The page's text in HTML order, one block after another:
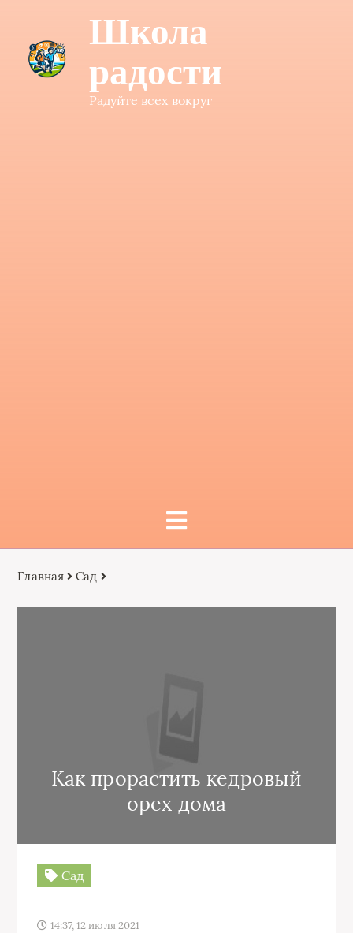
Школа
радости
Радуйте всех вокруг
Главная Сад
Как прорастить кедровый
орех дома
Сад
14:37, 12 июля 2021